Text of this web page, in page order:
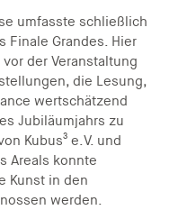
umfasste schließlich
Finale Grandes. Hier
der Veranstaltung
die Lesung,
wertschätzend
Jubiläumjahrs zu
Kubus³ e.V. und
Areals konnte
Kunst in den
werden.